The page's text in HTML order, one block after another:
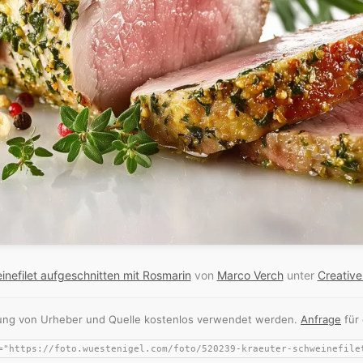
aufgeschnitten mit Rosmarin von Marco Verchunter
von Urheber und Quelle kostenlos verwendet werden. Anfrage für